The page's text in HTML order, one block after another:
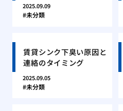
2025.09.09
未分類
賃貸シンク下臭い原因と
連絡のタイミング
2025.09.05
未分類